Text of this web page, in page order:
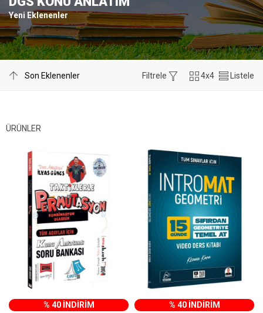
Yeni Eklenenler
4x4 Listele
Filtrele
ÜRÜNLER
% 40 İNDİRİM
% 40 İNDİRİM